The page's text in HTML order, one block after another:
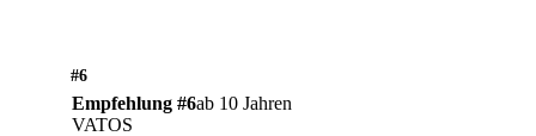
#6
Empfehlung #6ab 10 Jahren
VATOS